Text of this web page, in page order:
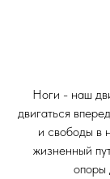
Ноги - наш
двигаться
и свободы в
жизненный
опоры